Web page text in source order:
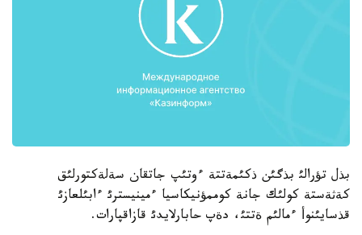
بذل تؤرالئ بذگئن ذكئمةتتة ءوتئپ جاتقان سةلةكتورلئق
كةثةستة كولئك جانة كوممؤنيكاسيا ءمينيسترئ ءابئلعازئ
قذسايئنوأ ءمالئم ةتتئ، دةپ حابارلايدئ قازاقپارات.